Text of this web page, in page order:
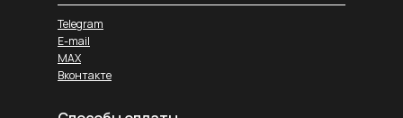
Telegram
E-mail
MAX
Вконтакте